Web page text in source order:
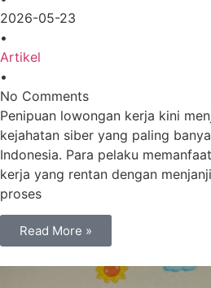
2026-05-23
•
Artikel
•
No Comments
Penipuan lowongan kerja kini
kejahatan siber yang paling
Indonesia. Para pelaku
kerja yang rentan dengan
proses
Read More »